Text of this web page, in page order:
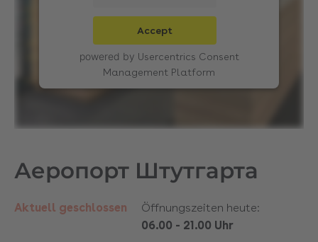
Accept
powered by Usercentrics Consent
Management Platform
Аеропорт Штутгарта
Aktuell geschlossen
Öffnungszeiten heute:
06.00 - 21.00 Uhr